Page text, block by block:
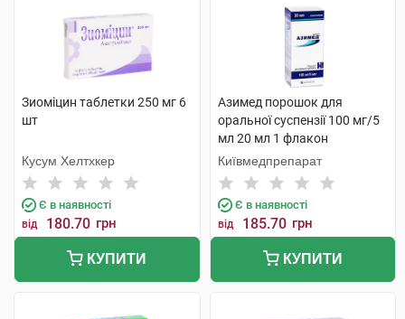
Зиоміцин таблетки 250 мг 6
шт
Кусум Хелтхкер
Є в наявності
від 180.70 грн
КУПИТИ
Азимед порошок для
оральної суспензії 100 мг/5
мл 20 мл 1 флакон
Київмедпрепарат
Є в наявності
від 185.70 грн
КУПИТИ